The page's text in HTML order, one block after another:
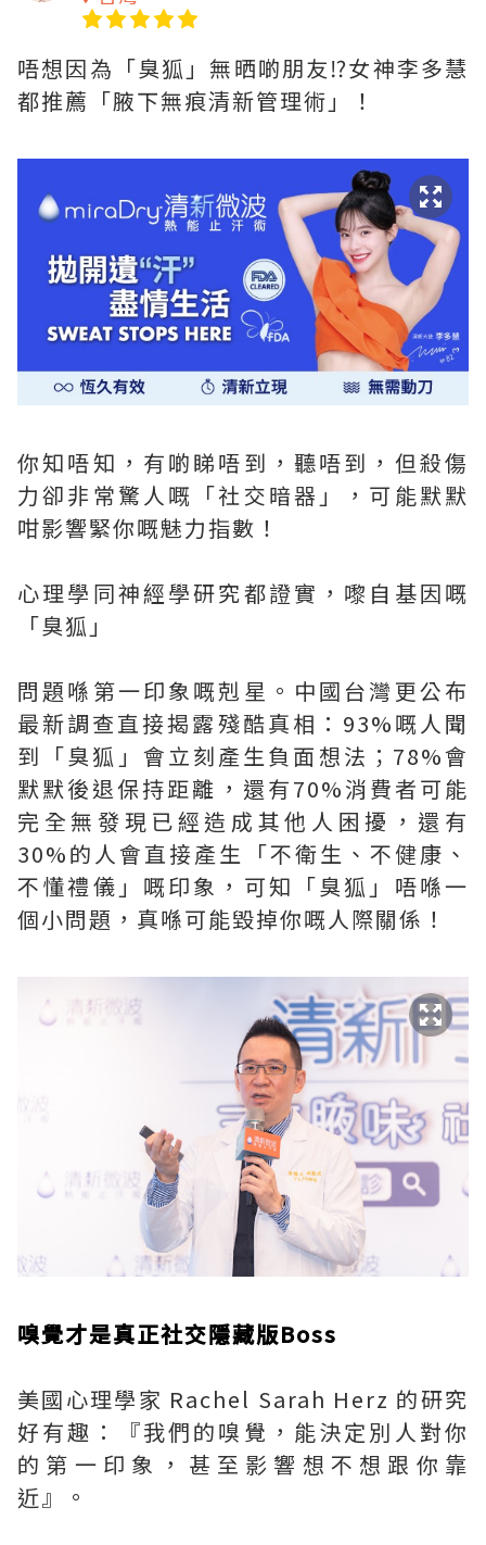
唔想因為「臭狐」無晒啲朋友⁉女神李多慧
都推薦「腋下無痕清新管理術」！
你知唔知，有啲睇唔到，聽唔到，但殺傷
力卻非常驚人嘅「社交暗器」，可能默默
咁影響緊你嘅魅力指數！
心理學同神經學研究都證實，嚟自基因嘅
「臭狐」
問題喺第一印象嘅剋星。中國台灣更公布
最新調查直接揭露殘酷真相：93%嘅人聞
到「臭狐」會立刻產生負面想法；78%會
默默後退保持距離，還有70%消費者可能
完全無發現已經造成其他人困擾，還有
30%的人會直接產生「不衛生、不健康、
不懂禮儀」嘅印象，可知「臭狐」唔喺一
個小問題，真喺可能毀掉你嘅人際關係！
嗅覺才是真正社交隱藏版Boss
美國心理學家 Rachel Sarah Herz 的研究
好有趣：『我們的嗅覺，能決定別人對你
的第一印象，甚至影響想不想跟你靠
近』。